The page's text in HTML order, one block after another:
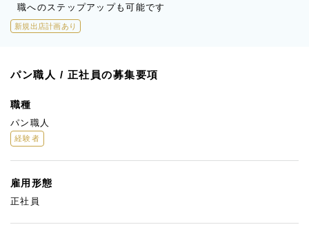
職へのステップアップも可能です
新規出店計画あり
パン職人 / 正社員の募集要項
職種
パン職人
経験者
雇用形態
正社員